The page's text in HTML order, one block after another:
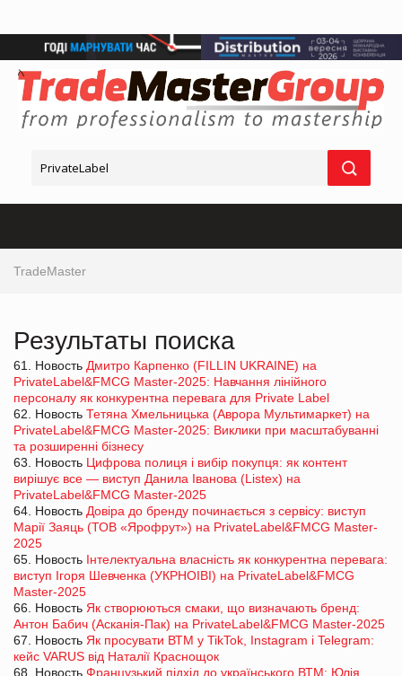
TradeMaster
Результаты поиска
61. Новость Дмитро Карпенко (FILLIN UKRAINE) на
PrivateLabel&FMCG Master-2025: Навчання лінійного
персоналу як конкурентна перевага для Private Label
62. Новость Тетяна Хмельницька (Аврора Мультимаркет) на
PrivateLabel&FMCG Master-2025: Виклики при масштабуванні
та розширенні бізнесу
63. Новость Цифрова полиця і вибір покупця: як контент
вирішує все — виступ Данила Іванова (Listex) на
PrivateLabel&FMCG Master-2025
64. Новость Довіра до бренду починається з сервісу: виступ
Марії Заяць (ТОВ «Ярофрут») на PrivateLabel&FMCG Master-
2025
65. Новость Інтелектуальна власність як конкурентна перевага:
виступ Ігоря Шевченка (УКРНОІВІ) на PrivateLabel&FMCG
Master-2025
66. Новость Як створюються смаки, що визначають бренд:
Антон Бабич (Асканія-Пак) на PrivateLabel&FMCG Master-2025
67. Новость Як просувати ВТМ у TikTok, Instagram і Telegram:
кейс VARUS від Наталії Краснощок
68. Новость Французький підхід до українського ВТМ: Юлія